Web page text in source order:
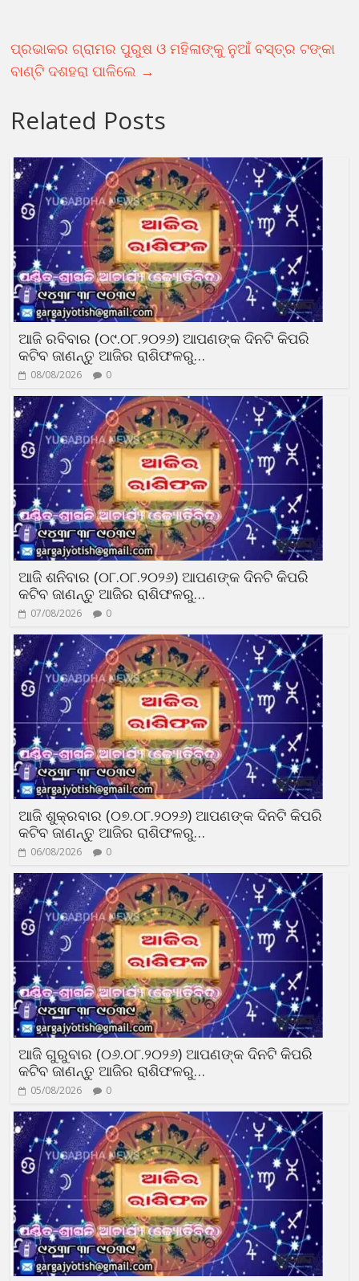
ପ୍ରଭାକର ଗ୍ରାମର ପୁରୁଷ ଓ ମହିଳାଙ୍କୁ ନୁଆଁ ବସ୍ତ୍ର ଟଙ୍କା
ବାଣ୍ଟି ଦଶହରା ପାଳିଲେ →
Related Posts
ଆଜି ରବିବାର (୦୯.୦୮.୨୦୨୬) ଆପଣଙ୍କ ଦିନଟି କିପରି
କଟିବ ଜାଣନ୍ତୁ ଆଜିର ରାଶିଫଳରୁ…
08/08/2026 0
ଆଜି ଶନିବାର (୦୮.୦୮.୨୦୨୬) ଆପଣଙ୍କ ଦିନଟି କିପରି
କଟିବ ଜାଣନ୍ତୁ ଆଜିର ରାଶିଫଳରୁ…
07/08/2026 0
ଆଜି ଶୁକ୍ରବାର (୦୭.୦୮.୨୦୨୬) ଆପଣଙ୍କ ଦିନଟି କିପରି
କଟିବ ଜାଣନ୍ତୁ ଆଜିର ରାଶିଫଳରୁ…
06/08/2026 0
ଆଜି ଗୁରୁବାର (୦୬.୦୮.୨୦୨୬) ଆପଣଙ୍କ ଦିନଟି କିପରି
କଟିବ ଜାଣନ୍ତୁ ଆଜିର ରାଶିଫଳରୁ…
05/08/2026 0